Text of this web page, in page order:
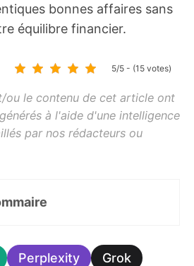
bonnes affaires sans
équilibre financier.
5/5 - (15 votes)
Perplexity
Grok